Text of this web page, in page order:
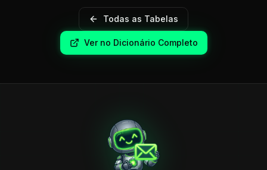
Todas as Tabelas
Ver no Dicionário Completo